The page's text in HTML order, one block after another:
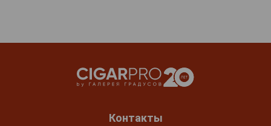
Контакты